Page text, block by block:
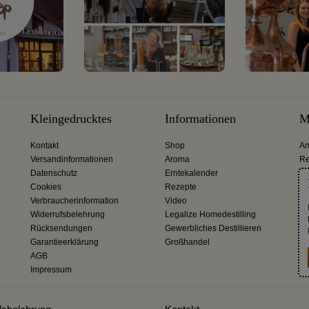
Kleingedrucktes
Kontakt
Versandinformationen
Datenschutz
Cookies
Verbraucherinformation
Widerrufsbelehrung
Rücksendungen
Garantieerklärung
AGB
Impressum
Informationen
Shop
Aroma
Erntekalender
Rezepte
Video
Legalize Homedestilling
Gewerbliches Destillieren
Großhandel